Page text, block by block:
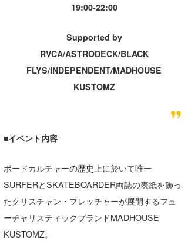
19:00-22:00
Supported by
RVCA/ASTRODECK/BLACK
FLYS/INDEPENDENT/MADHOUSE
KUSTOMZ
■イベント内容
ボードカルチャーの歴史上に於いて唯一
SURFERとSKATEBOARDER両誌の表紙を飾っ
たクリスチャン・フレッチャーが展開するフュ
ーチャリスティックブランドMADHOUSE
KUSTOMZ。
DELTA FORCE SURF
CBA Films
喜納海人
KID
KY
MIN
mitz